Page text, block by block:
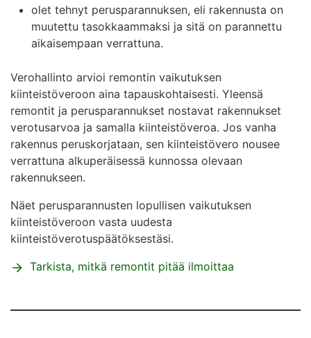
olet tehnyt perusparannuksen, eli rakennusta on
muutettu tasokkaammaksi ja sitä on parannettu
aikaisempaan verrattuna.
Verohallinto arvioi remontin vaikutuksen
kiinteistöveroon aina tapauskohtaisesti. Yleensä
remontit ja perusparannukset nostavat rakennukset
verotusarvoa ja samalla kiinteistöveroa. Jos vanha
rakennus peruskorjataan, sen kiinteistövero nousee
verrattuna alkuperäisessä kunnossa olevaan
rakennukseen.
Näet perusparannusten lopullisen vaikutuksen
kiinteistöveroon vasta uudesta
kiinteistöverotuspäätöksestäsi.
Tarkista, mitkä remontit pitää ilmoittaa